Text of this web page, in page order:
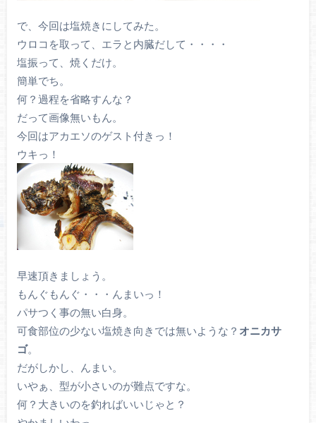
で、今回は塩焼きにしてみた。
ウロコを取って、エラと内臓だして・・・・
塩振って、焼くだけ。
簡単でち。
何？過程を省略すんな？
だって画像無いもん。
今回はアカエソのゲスト付きっ！
ウキっ！
早速頂きましょう。
もんぐもんぐ・・・んまいっ！
パサつく事の無い白身。
可食部位の少ない塩焼き向きでは無いような？ オニカサ
ゴ。
だがしかし、んまい。
いやぁ、型が小さいのが難点ですな。
何？大きいのを釣ればいいじゃと？